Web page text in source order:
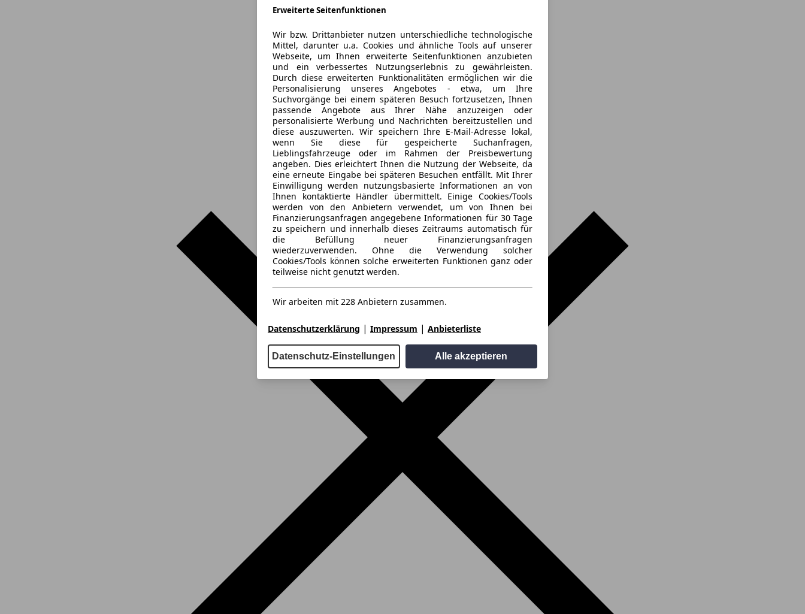
Erweiterte Seitenfunktionen
Wir bzw. Drittanbieter nutzen unterschiedliche technologische
Mittel, darunter u.a. Cookies und ähnliche Tools auf unserer
Webseite, um Ihnen erweiterte Seitenfunktionen anzubieten
und ein verbessertes Nutzungserlebnis zu gewährleisten.
Durch diese erweiterten Funktionalitäten ermöglichen wir die
Personalisierung unseres Angebotes - etwa, um Ihre
Suchvorgänge bei einem späteren Besuch fortzusetzen, Ihnen
passende Angebote aus Ihrer Nähe anzuzeigen oder
personalisierte Werbung und Nachrichten bereitzustellen und
diese auszuwerten. Wir speichern Ihre E-Mail-Adresse lokal,
wenn Sie diese für gespeicherte Suchanfragen,
Lieblingsfahrzeuge oder im Rahmen der Preisbewertung
angeben. Dies erleichtert Ihnen die Nutzung der Webseite, da
eine erneute Eingabe bei späteren Besuchen entfällt. Mit Ihrer
Einwilligung werden nutzungsbasierte Informationen an von
Ihnen kontaktierte Händler übermittelt. Einige Cookies/Tools
werden von den Anbietern verwendet, um von Ihnen bei
Finanzierungsanfragen angegebene Informationen für 30 Tage
zu speichern und innerhalb dieses Zeitraums automatisch für
die Befüllung neuer Finanzierungsanfragen
wiederzuverwenden. Ohne die Verwendung solcher
Cookies/Tools können solche erweiterten Funktionen ganz oder
teilweise nicht genutzt werden.
Wir arbeiten mit 228 Anbietern zusammen.
Datenschutzerklärung | Impressum | Anbieterliste
Datenschutz-Einstellungen Alle akzeptieren